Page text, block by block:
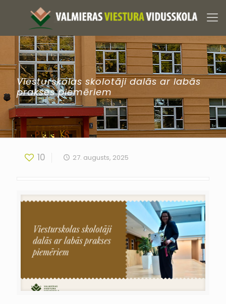
Viesturskolas skolotāji dalās ar labās
prakses piemēriem
10 27. augusts, 2025